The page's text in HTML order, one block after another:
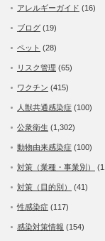
アレルギーガイド (16)
ブログ (19)
ペット (28)
リスク管理 (65)
ワクチン (415)
人獣共通感染症 (100)
公衆衛生 (1,302)
動物由来感染症 (100)
対策（業種・事業別）
対策（目的別） (41)
性感染症 (117)
感染対策情報 (154)